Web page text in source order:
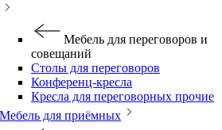
Мебель для переговоров и
совещаний
Столы для переговоров
Конференц-кресла
Кресла для переговорных прочие
Мебель для приёмных